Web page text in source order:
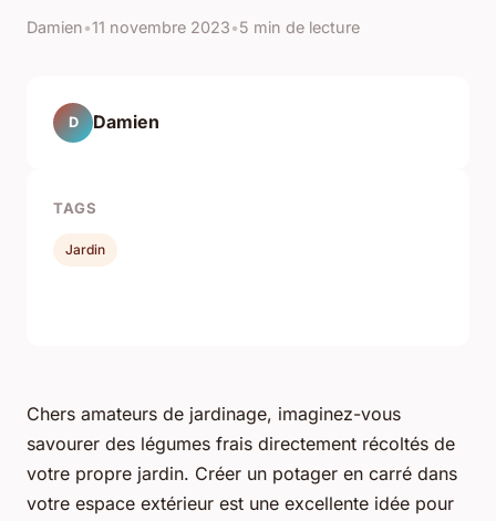
Damien•11 novembre 2023•5 min de lecture
Chers amateurs de jardinage, imaginez-vous
savourer des légumes frais directement récoltés de
votre propre jardin. Créer un potager en carré dans
votre espace extérieur est une excellente idée pour
D Damien
TAGS
Jardin